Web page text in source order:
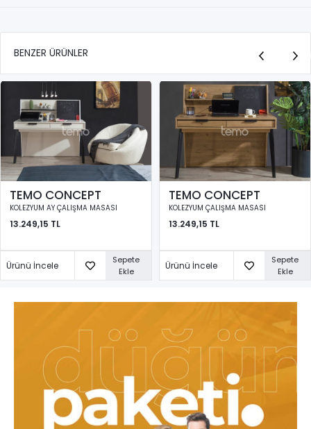
BENZER ÜRÜNLER
TEMO CONCEPT
KOLEZYUM AY ÇALIŞMA MASASI
13.249,15 TL
Sepete
Ekle
Ürünü İncele
TEMO CONCEPT
KOLEZYUM ÇALIŞMA MASASI
13.249,15 TL
Sepete
Ekle
Ürünü İncele